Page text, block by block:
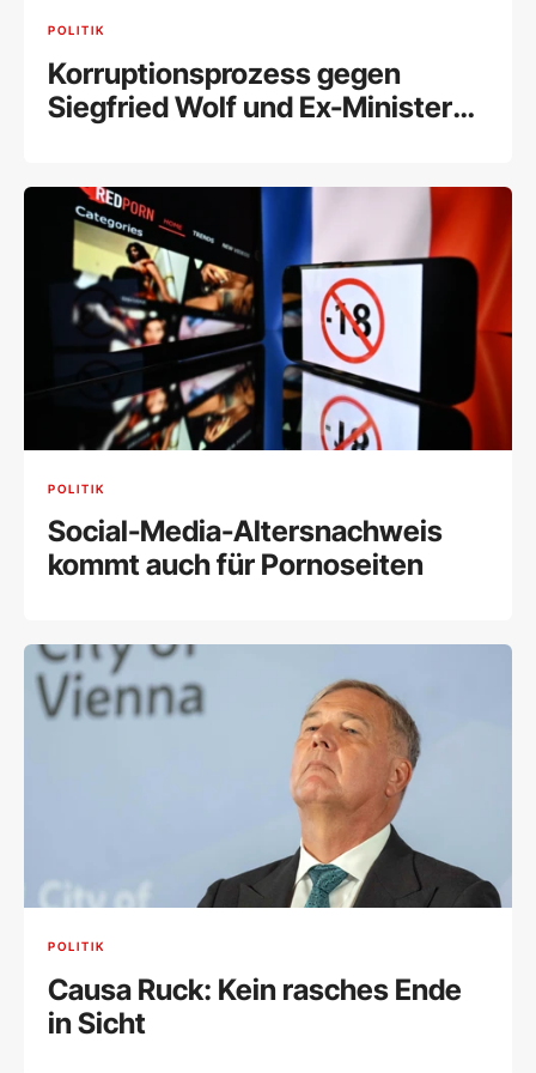
POLITIK
Korruptionsprozess gegen
Siegfried Wolf und Ex-Minister
POLITIK
Social-Media-Altersnachweis
kommt auch für Pornoseiten
POLITIK
Causa Ruck: Kein rasches Ende
in Sicht